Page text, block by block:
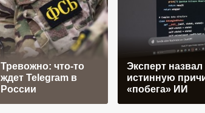
Тревожно: что-то
ждет Telegram в
России
Эксперт назвал
истинную
«побега» ИИ